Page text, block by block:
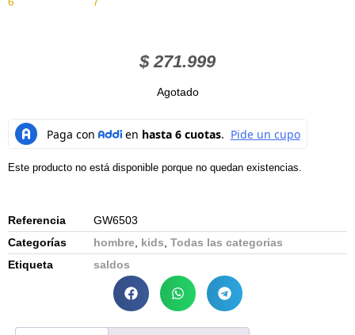
$271.999
Agotado
Este producto no está disponible porque no quedan existencias.
Referencia
GW6503
Categorías
hombre, kids, Todas las categorias
Etiqueta
saldos